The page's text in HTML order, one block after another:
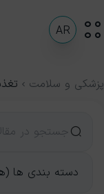
AR
پزشکی و سلامت